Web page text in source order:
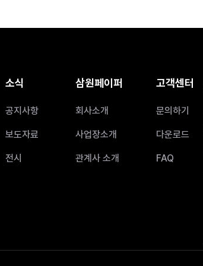
소식
공지사항
보도자료
전시
삼원페이퍼
회사소개
사업장소개
관계사 소개
고객센터
문의하기
다운로드
FAQ